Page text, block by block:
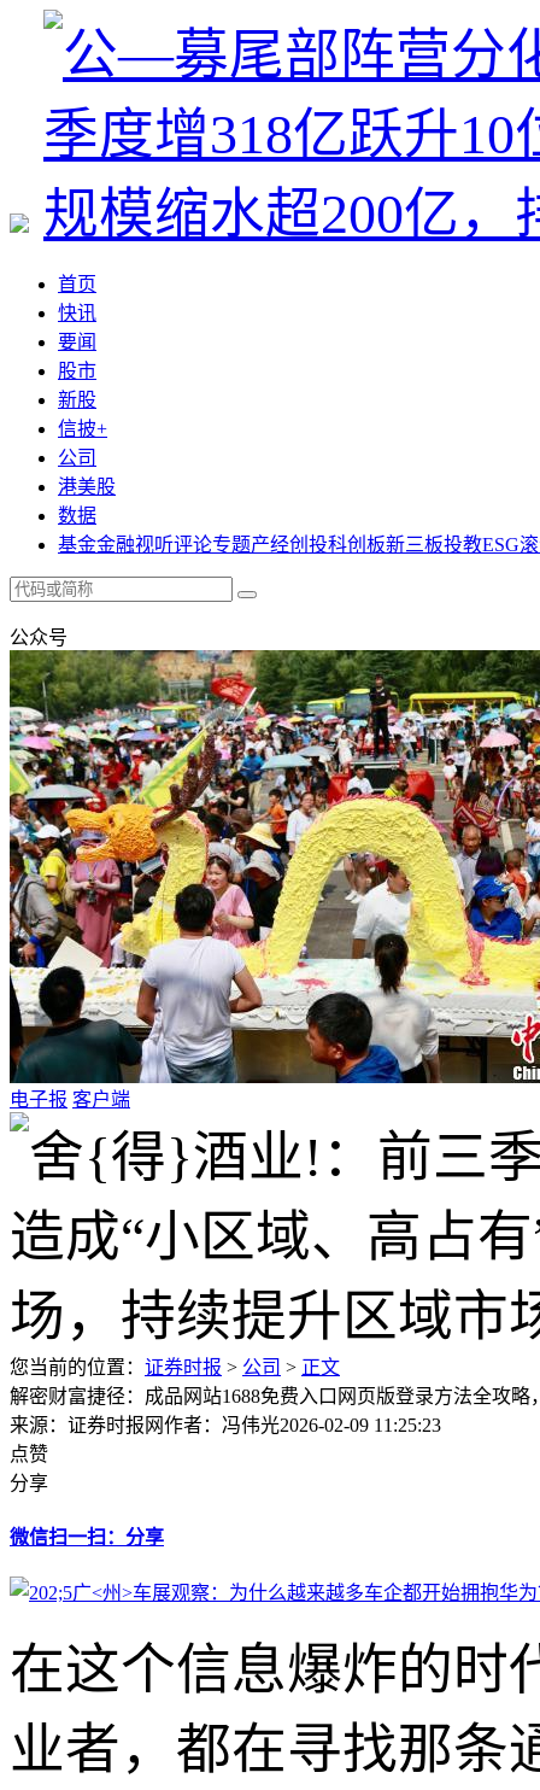
首页
快讯
要闻
股市
新股
信披+
公司
港美股
数据
基金金融视听评论专题产经创投科创板新三板投教ESG
公众号
电子报 客户端
您当前的位置： 证券时报 > 公司 > 正文
解密财富捷径：成品网站1688免费入口网页版登录方法全攻
来源：证券时报网作者：冯伟光2026-02-09 11:25:23
点赞
分享
微信扫一扫：分享
在这个信息爆炸的时
业者，都在寻找那条